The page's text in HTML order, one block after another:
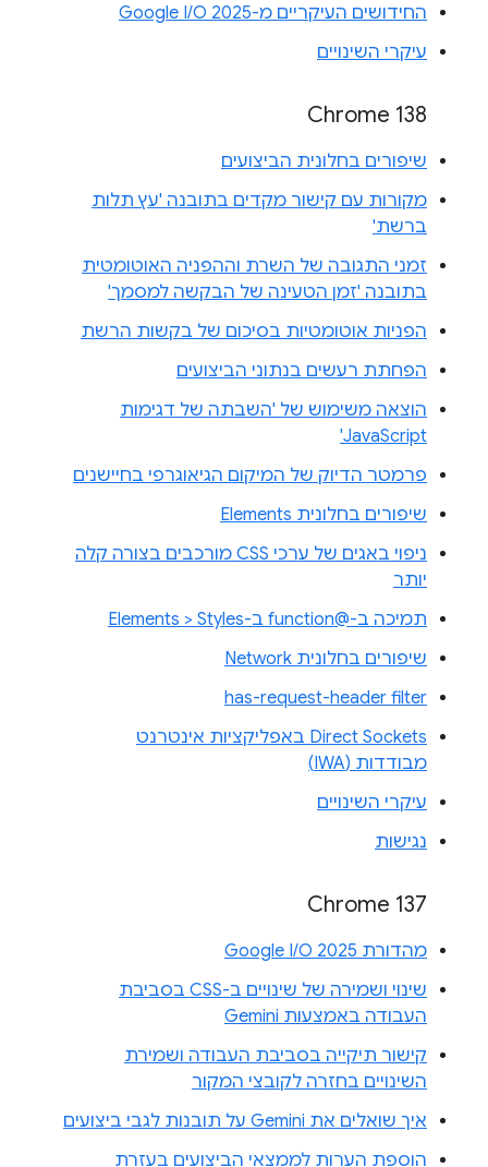
החידושים העיקריים מ-Google I/O 2025
עיקרי השינויים
Chrome 138
שיפורים בחלונית הביצועים
מקורות עם קישור מקדים בתובנה 'עץ תלות
ברשת'
זמני התגובה של השרת וההפניה האוטומטית
בתובנה 'זמן הטעינה של הבקשה למסמך'
הפניות אוטומטיות בסיכום של בקשות הרשת
הפחתת רעשים בנתוני הביצועים
הוצאה משימוש של 'השבתה של דגימות
JavaScript'
פרמטר הדיוק של המיקום הגיאוגרפי בחיישנים
שיפורים בחלונית Elements
ניפוי באגים של ערכי CSS מורכבים בצורה קלה
יותר
תמיכה ב-@function ב-Elements > Styles
שיפורים בחלונית Network
has-request-header filter
Direct Sockets באפליקציות אינטרנט
מבודדות (IWA)
עיקרי השינויים
נגישות
Chrome 137
מהדורת Google I/O 2025
שינוי ושמירה של שינויים ב-CSS בסביבת
העבודה באמצעות Gemini
קישור תיקייה בסביבת העבודה ושמירת
השינויים בחזרה לקובצי המקור
איך שואלים את Gemini על תובנות לגבי ביצועים
הוספת הערות לממצאי הביצועים בעזרת